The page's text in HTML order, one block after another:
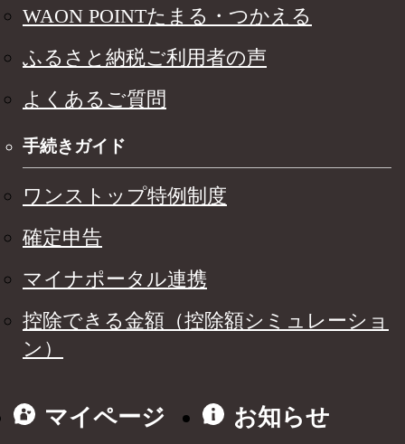
WAON POINTたまる・つかえる
ふるさと納税ご利用者の声
よくあるご質問
手続きガイド
ワンストップ特例制度
確定申告
マイナポータル連携
控除できる金額（控除額シミュレーショ
ン）
マイページ
お知らせ